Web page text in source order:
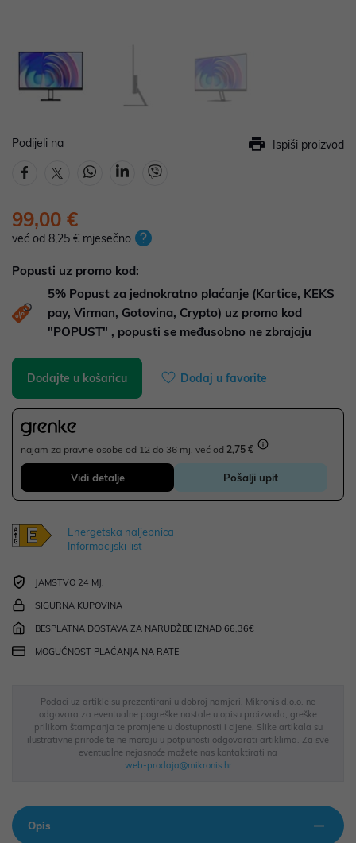
Podijeli na Ispiši proizvod
99,00 €
već od 8,25 € mjesečno
Popusti uz promo kod:
5% Popust za jednokratno plaćanje (Kartice, KEKS
pay, Virman, Gotovina, Crypto) uz promo kod
"POPUST" , popusti se međusobno ne zbrajaju
Dodajte u košaricu Dodaj u favorite
najam za pravne osobe od 12 do 36 mj. već od 2,75 €
Vidi detalje Pošalji upit
Energetska naljepnica
Informacijski list
JAMSTVO 24 MJ.
SIGURNA KUPOVINA
BESPLATNA DOSTAVA ZA NARUDŽBE IZNAD 66,36€
MOGUĆNOST PLAĆANJA NA RATE
Podaci uz artikle su prezentirani u dobroj namjeri. Mikronis d.o.o. ne
odgovara za eventualne pogreške nastale u opisu proizvoda, greške
prilikom štampanja te promjene u dostupnosti i cijene. Slike artikala su
ilustrativne prirode te ne moraju u potpunosti odgovarati artiklima. Za sve
eventualne nejasnoće možete nas kontaktirati na
web-prodaja@mikronis.hr
Opis